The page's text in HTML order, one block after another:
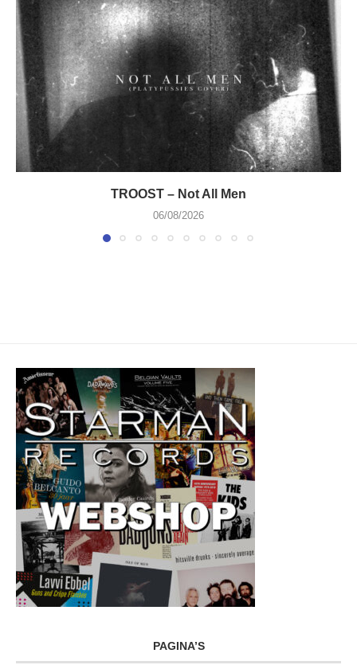
TROOST – Not All Men
06/08/2026
PAGINA’S